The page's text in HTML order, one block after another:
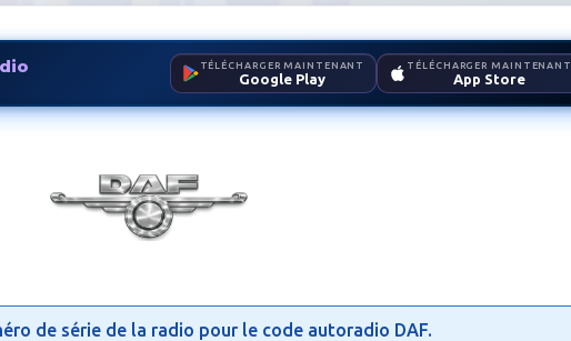
TÉLÉCHARGER MAINTENANT
Google Play
TÉLÉCHARGER MAINTENANT
App Store
de série de la radio pour le code autoradio DAF.